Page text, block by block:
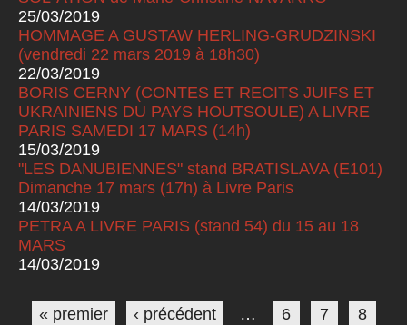
25/03/2019
HOMMAGE A GUSTAW HERLING-GRUDZINSKI
(vendredi 22 mars 2019 à 18h30)
22/03/2019
BORIS CERNY (CONTES ET RECITS JUIFS ET
UKRAINIENS DU PAYS HOUTSOULE) A LIVRE
PARIS SAMEDI 17 MARS (14h)
15/03/2019
"LES DANUBIENNES" stand BRATISLAVA (E101)
Dimanche 17 mars (17h) à Livre Paris
14/03/2019
PETRA A LIVRE PARIS (stand 54) du 15 au 18
MARS
14/03/2019
Pages
« premier ‹ précédent … 6 7 8